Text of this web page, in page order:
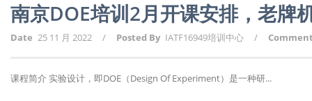
南京DOE培训2月开课安排，老牌
Date 25 11 月 2022 / Posted By IATF16949培训中心 /
课程简介 实验设计，即DOE（Design Of Experiment）是一种研...